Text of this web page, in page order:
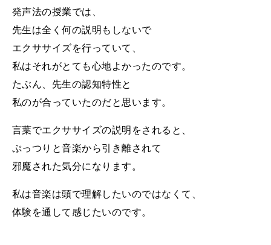
発声法の授業では、
先生は全く何の説明もしないで
エクササイズを行っていて、
私はそれがとても心地よかったのです。
たぶん、先生の認知特性と
私のが合っていたのだと思います。
言葉でエクササイズの説明をされると、
ぷっつりと音楽から引き離されて
邪魔された気分になります。
私は音楽は頭で理解したいのではなくて、
体験を通して感じたいのです。